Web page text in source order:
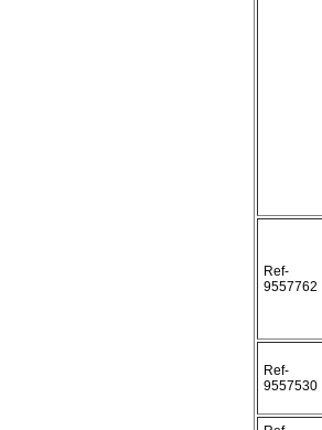
Ref-
9557762
Ref-
9557530